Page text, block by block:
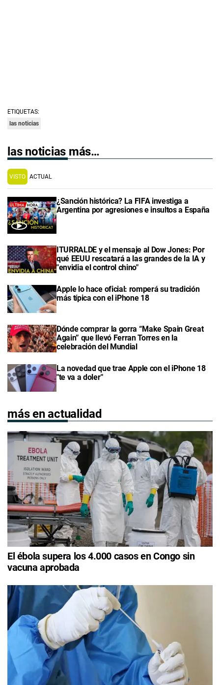
ETIQUETAS:
las noticias
las noticias más…
VISTO ACTUAL
¿Sanción histórica? La FIFA investiga a
Argentina por agresiones e insultos a España
ITURRALDE y el mensaje al Dow Jones: Por
qué EEUU rescatará a las grandes de la IA y
"envidia el control chino"
Apple lo hace oficial: romperá su tradición
más típica con el iPhone 18
Dónde comprar la gorra “Make Spain Great
Again” que llevó Ferran Torres en la
celebración del Mundial
La novedad que trae Apple con el iPhone 18
"te va a doler"
más en actualidad
El ébola supera los 4.000 casos en Congo sin
vacuna aprobada